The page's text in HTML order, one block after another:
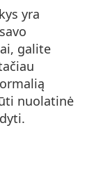
yra
galite
nuolatinė